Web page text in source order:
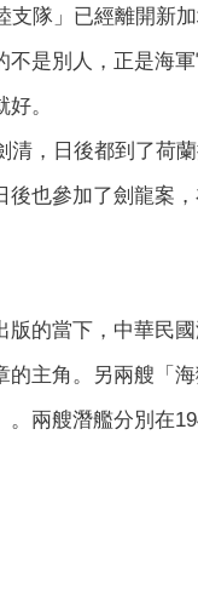
隊」已經離開新
不是別人，正是
。
，日後都到了荷
也參加了劍龍案，
的當下，中華民國
主角。另兩艘「
兩艘潛艦分別在